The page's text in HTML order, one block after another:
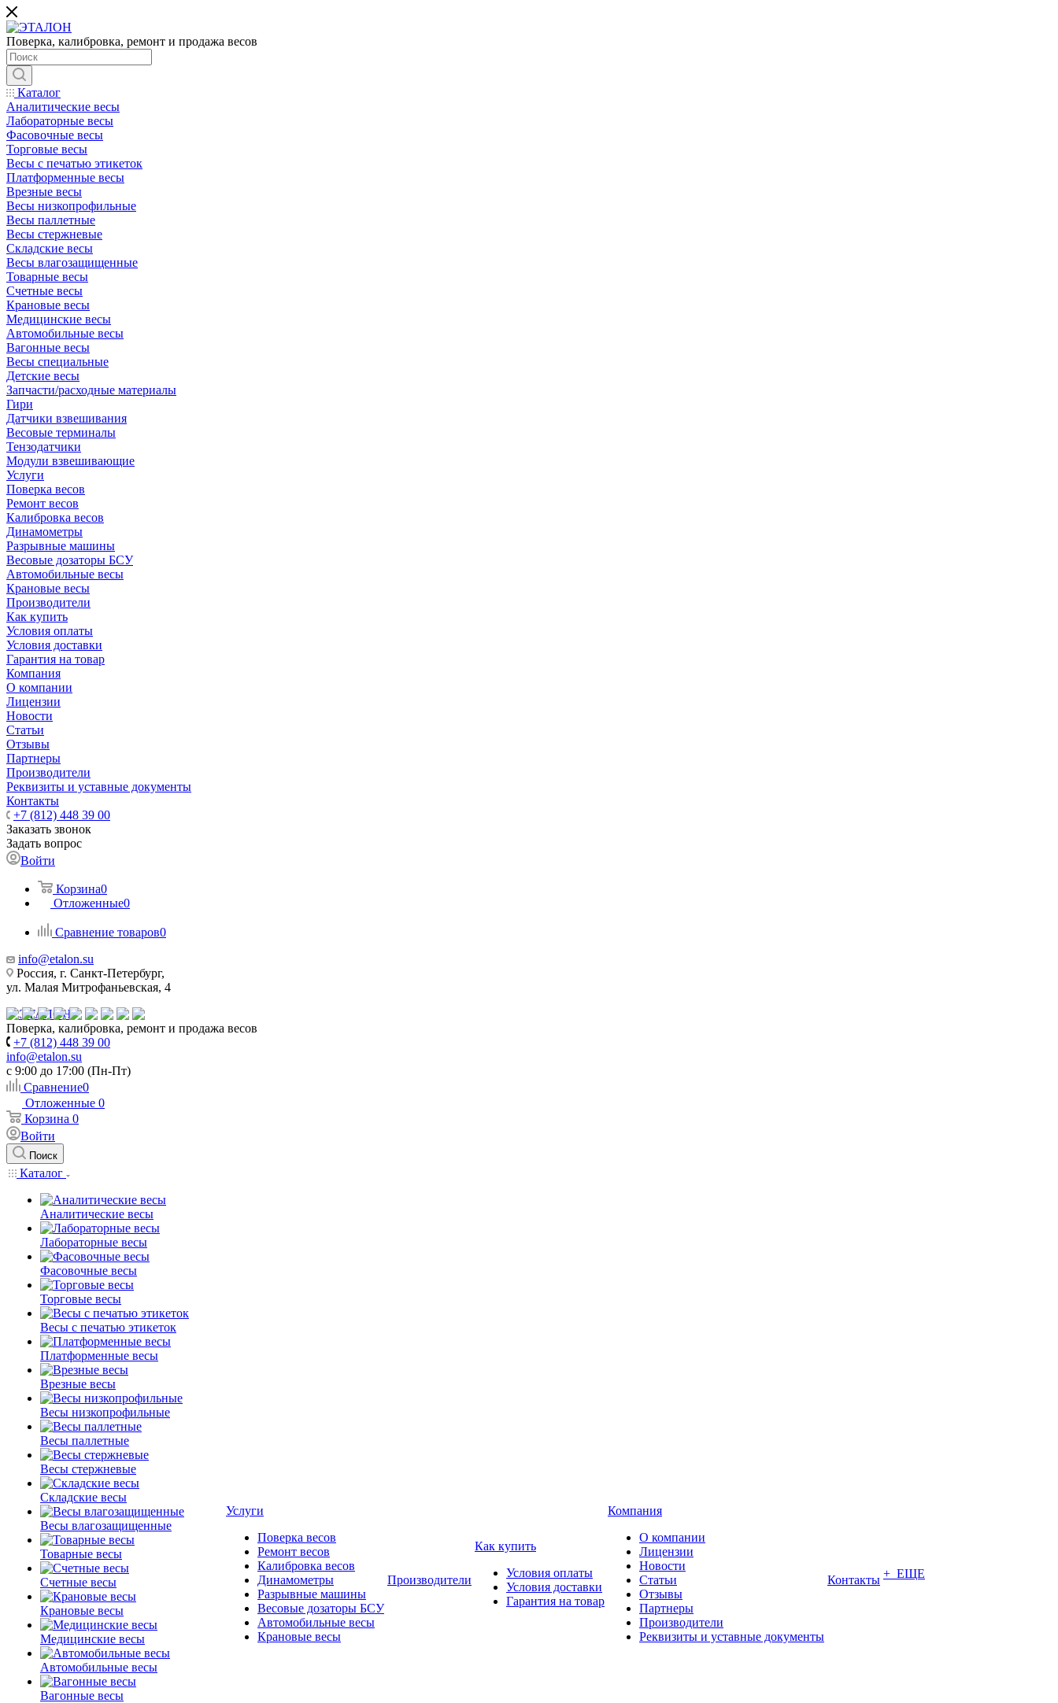
Поверка, калибровка, ремонт и продажа весов
Каталог
Аналитические весы
Лабораторные весы
Фасовочные весы
Торговые весы
Весы с печатью этикеток
Платформенные весы
Врезные весы
Весы низкопрофильные
Весы паллетные
Весы стержневые
Складские весы
Весы влагозащищенные
Товарные весы
Счетные весы
Крановые весы
Медицинские весы
Автомобильные весы
Вагонные весы
Весы специальные
Детские весы
Запчасти/расходные материалы
Гири
Датчики взвешивания
Весовые терминалы
Тензодатчики
Модули взвешивающие
Услуги
Поверка весов
Ремонт весов
Калибровка весов
Динамометры
Разрывные машины
Весовые дозаторы БСУ
Автомобильные весы
Крановые весы
Производители
Как купить
Условия оплаты
Условия доставки
Гарантия на товар
Компания
О компании
Лицензии
Новости
Статьи
Отзывы
Партнеры
Производители
Реквизиты и уставные документы
Контакты
+7 (812) 448 39 00
Заказать звонок
Задать вопрос
Войти
Корзина0
Отложенные0
Сравнение товаров0
info@etalon.su
Россия, г. Санкт-Петербург,
ул. Малая Митрофаньевская, 4
Поверка, калибровка, ремонт и продажа весов
+7 (812) 448 39 00
info@etalon.su
c 9:00 до 17:00 (Пн-Пт)
Сравнение0
Отложенные 0
Корзина 0
Войти
Поиск
Каталог
Аналитические весы
Лабораторные весы
Фасовочные весы
Торговые весы
Весы с печатью этикеток
Платформенные весы
Врезные весы
Весы низкопрофильные
Весы паллетные
Весы стержневые
Складские весы
Весы влагозащищенные
Товарные весы
Счетные весы
Крановые весы
Медицинские весы
Автомобильные весы
Вагонные весы
Услуги
Поверка весов
Ремонт весов
Калибровка весов
Динамометры
Разрывные машины
Весовые дозаторы БСУ
Автомобильные весы
Крановые весы
Производители
Как купить
Условия оплаты
Условия доставки
Гарантия на товар
Компания
О компании
Лицензии
Новости
Статьи
Отзывы
Партнеры
Производители
Реквизиты и уставные документы
Контакты + ЕЩЕ